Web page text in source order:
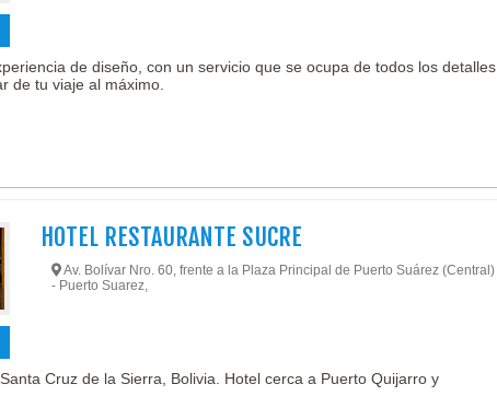
de diseño, con un servicio que se ocupa de todos los detalles,
de tu viaje al máximo.
HOTEL RESTAURANTE SUCRE
Av. Bolívar Nro. 60, frente a la Plaza Principal de Puerto Suárez (Central)
- Puerto Suarez,
Cruz de la Sierra, Bolivia. Hotel cerca a Puerto Quijarro y